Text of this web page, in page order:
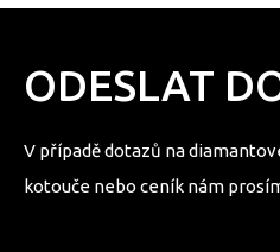
ODESLAT
V případě dotazů na
kotouče nebo ceník nám